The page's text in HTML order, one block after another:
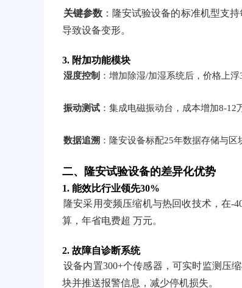
关键参数 ：隆安试验设备的标准机型支
导致设备变形。
3. 附加功能模块
湿度控制 ：增加除湿/加湿系统后，价格上浮
振动测试 ：集成电磁振动台，成本增加8-12
数据追溯 ：隆安设备标配25年数据存储与
二、隆安试验设备的差异化优势
1. 能效比行业领先30%
隆安采用变频压缩机与热回收技术，在-
算，年省电费超 万元。
2. 故障自诊断系统
设备内置300+个传感器，可实时监测压
块并推送报警信息，减少停机损失。